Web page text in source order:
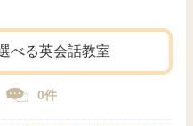
べる英会話教室
0件